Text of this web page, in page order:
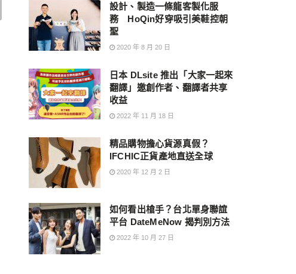
設計、製造一條龍客製化服
務 HoQin好穿吸引美鞋控朝
聖
2020 年 8 月 20 日
日本 DLsite 推出「大家一起來
翻譯」邀創作者、翻譯者共享
收益
2022 年 11 月 18 日
精品購物擔心貨源真假？
IFCHIC正貨產地直送全球
2020 年 12 月 2 日
如何看出槍手？台北單身聯誼
平台 DateMeNow 揭判別方法
2022 年 10 月 27 日